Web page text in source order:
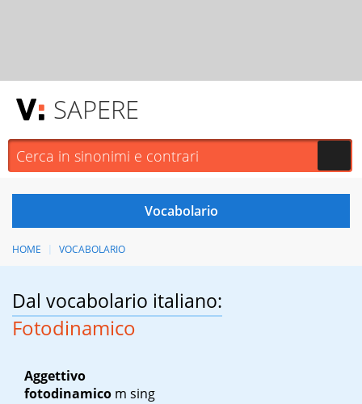
SAPERE
HOME VOCABOLARIO
Dal vocabolario italiano:
Fotodinamico
Aggettivo
fotodinamico m sing